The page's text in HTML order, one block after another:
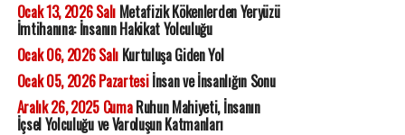
Ocak 13, 2026 SalıMetafizik Kökenlerden Yeryüzü
İmtihanına: İnsanın Hakikat Yolculuğu
Ocak 06, 2026 SalıKurtuluşa Giden Yol
Ocak 05, 2026 Pazartesiİnsan ve İnsanlığın Sonu
Aralık 26, 2025 CumaRuhun Mahiyeti, İnsanın
İçsel Yolculuğu ve Varoluşun Katmanları